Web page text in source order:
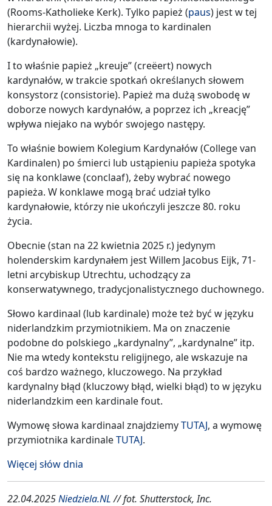
(Rooms-Katholieke Kerk). Tylko papież (paus) jest w tej
hierarchii wyżej. Liczba mnoga to kardinalen
(kardynałowie).
I to właśnie papież „kreuje” (creëert) nowych
kardynałów, w trakcie spotkań określanych słowem
konsystorz (consistorie). Papież ma dużą swobodę w
doborze nowych kardynałów, a poprzez ich „kreację”
wpływa niejako na wybór swojego następy.
To właśnie bowiem Kolegium Kardynałów (College van
Kardinalen) po śmierci lub ustąpieniu papieża spotyka
się na konklawe (conclaaf), żeby wybrać nowego
papieża. W konklawe mogą brać udział tylko
kardynałowie, którzy nie ukończyli jeszcze 80. roku
życia.
Obecnie (stan na 22 kwietnia 2025 r.) jedynym
holenderskim kardynałem jest Willem Jacobus Eijk, 71-
letni arcybiskup Utrechtu, uchodzący za
konserwatywnego, tradycjonalistycznego duchownego.
Słowo kardinaal (lub kardinale) może też być w języku
niderlandzkim przymiotnikiem. Ma on znaczenie
podobne do polskiego „kardynalny”, „kardynalne” itp.
Nie ma wtedy kontekstu religijnego, ale wskazuje na
coś bardzo ważnego, kluczowego. Na przykład
kardynalny błąd (kluczowy błąd, wielki błąd) to w języku
niderlandzkim een kardinale fout.
Wymowę słowa kardinaal znajdziemyTUTAJ, a wymowę
przymiotnika kardinaleTUTAJ.
Więcej słów dnia
22.04.2025Niedziela.NL// fot. Shutterstock, Inc.